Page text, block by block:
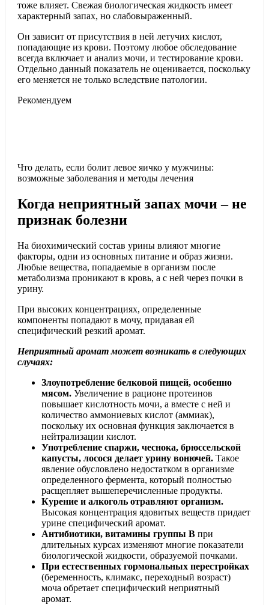
тоже влияет. Свежая биологическая жидкость имеет
характерный запах, но слабовыраженный.
Он зависит от присутствия в ней летучих кислот,
попадающие из крови. Поэтому любое обследование
всегда включает и анализ мочи, и тестирование крови.
Отдельно данный показатель не оценивается, поскольку
его меняется не только вследствие патологии.
Рекомендуем
Что делать, если болит левое яичко у мужчины:
возможные заболевания и методы лечения
Когда неприятный запах мочи – не
признак болезни
На биохимический состав урины влияют многие
факторы, одни из основных питание и образ жизни.
Любые вещества, попадаемые в организм после
метаболизма проникают в кровь, а с ней через почки в
урину.
При высоких концентрациях, определенные
компоненты попадают в мочу, придавая ей
специфический резкий аромат.
Неприятный аромат может возникать в следующих
случаях:
Злоупотребление белковой пищей, особенно
мясом. Увеличение в рационе протеинов
повышает кислотность мочи, а вместе с ней и
количество аммониевых кислот (аммиак),
поскольку их основная функция заключается в
нейтрализации кислот.
Употребление спаржи, чеснока, брюссельской
капусты, лосося делает урину вонючей. Такое
явление обусловлено недостатком в организме
определенного фермента, который полностью
расщепляет вышеперечисленные продукты.
Курение и алкоголь отравляют организм.
Высокая концентрация ядовитых веществ придает
урине специфический аромат.
Антибиотики, витамины группы В при
длительных курсах изменяют многие показатели
биологической жидкости, образуемой почками.
При естественных гормональных перестройках
(беременность, климакс, переходный возраст)
моча обретает специфический неприятный
аромат.